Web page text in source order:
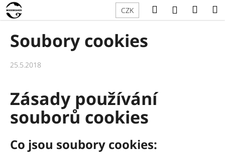
Přejít
na
obsah
CZK HledatPřihlášení
Soubory cookies
25.5.2018
Zásady používání
souborů cookies
Co jsou soubory cookies:
K
o
o
o
t
ř
b